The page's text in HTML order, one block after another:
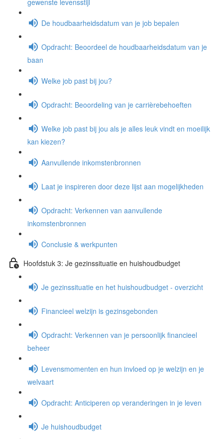
gewenste levensstijl
De houdbaarheidsdatum van je job bepalen
Opdracht: Beoordeel de houdbaarheidsdatum van je
baan
Welke job past bij jou?
Opdracht: Beoordeling van je carrièrebehoeften
Welke job past bij jou als je alles leuk vindt en moeilijk
kan kiezen?
Aanvullende inkomstenbronnen
Laat je inspireren door deze lijst aan mogelijkheden
Opdracht: Verkennen van aanvullende
inkomstenbronnen
Conclusie & werkpunten
Hoofdstuk 3: Je gezinssituatie en huishoudbudget
Je gezinssituatie en het huishoudbudget - overzicht
Financieel welzijn is gezinsgebonden
Opdracht: Verkennen van je persoonlijk financieel
beheer
Levensmomenten en hun invloed op je welzijn en je
welvaart
Opdracht: Anticiperen op veranderingen in je leven
Je huishoudbudget